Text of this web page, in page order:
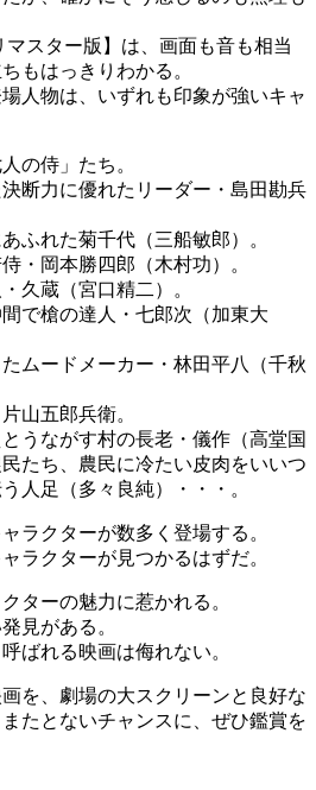
スター版】は、画面も音も相当
もはっきりわかる。
人物は、いずれも印象が強いキャ
の侍」たち。
断力に優れたリーダー・島田勘兵
ふれた菊千代（三船敏郎）。
・岡本勝四郎（木村功）。
久蔵（宮口精二）。
で槍の達人・七郎次（加東大
ムードメーカー・林田平八（千秋
山五郎兵衛。
うながす村の長老・儀作（高堂国
たち、農民に冷たい皮肉をいいつ
人足（多々良純）・・・。
ラクターが数多く登場する。
ラクターが見つかるはずだ。
ターの魅力に惹かれる。
見がある。
ばれる映画は侮れない。
を、劇場の大スクリーンと良好な
たとないチャンスに、ぜひ鑑賞を